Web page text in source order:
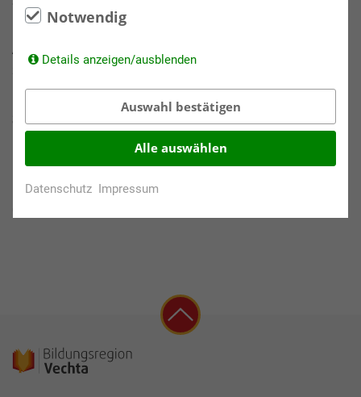
Altersstufen:
3 - 6 Jahre, 6 - 10 Jahre
Schulformen:
Kindergarten, Grundschule
Klassenstufen:
Notwendig
Details anzeigen/ausblenden
Auswahl bestätigen
Alle auswählen
Datenschutz Impressum